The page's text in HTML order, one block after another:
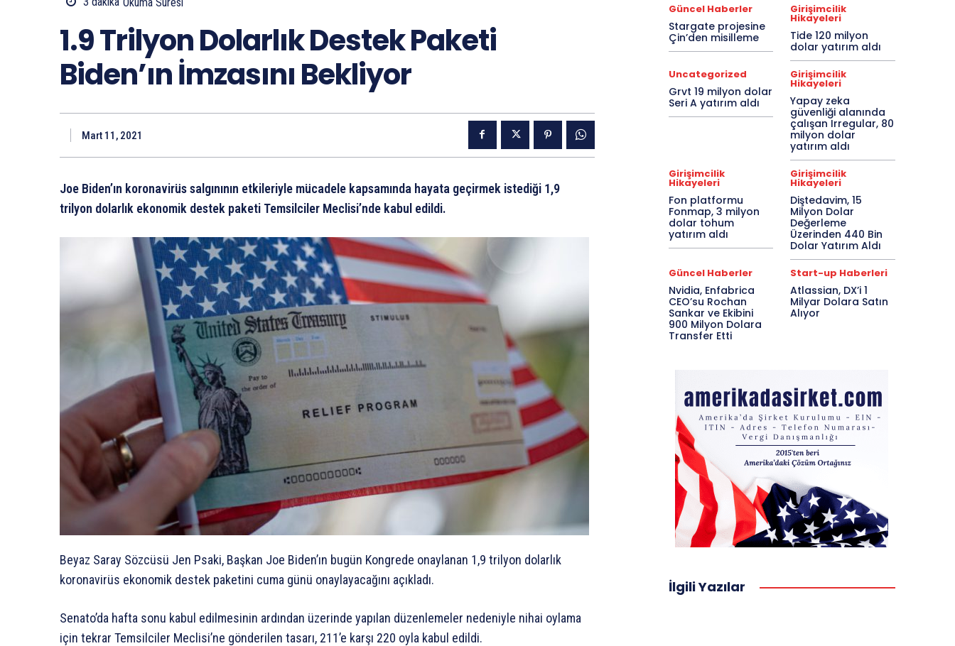
1.9 Trilyon Dolarlık Destek Paketi
Biden’ın İmzasını Bekliyor
Mart 11, 2021
Joe Biden’ın koronavirüs salgınının etkileriyle mücadele kapsamında hayata geçirmek istediği 1,9
trilyon dolarlık ekonomik destek paketi Temsilciler Meclisi’nde kabul edildi.
Beyaz Saray Sözcüsü Jen Psaki, Başkan Joe Biden’ın bugün Kongrede onaylanan 1,9 trilyon dolarlık
koronavirüs ekonomik destek paketini cuma günü onaylayacağını açıkladı.
Senato’da hafta sonu kabul edilmesinin ardından üzerinde yapılan düzenlemeler nedeniyle nihai oylama
için tekrar Temsilciler Meclisi’ne gönderilen tasarı, 211’e karşı 220 oyla kabul edildi.
Güncel Haberler
Stargate projesine
Çin’den misilleme
Girişimcilik
Hikayeleri
Tide 120 milyon
dolar yatırım aldı
Uncategorized
Grvt 19 milyon dolar
Seri A yatırım aldı
Girişimcilik
Hikayeleri
Yapay zeka
güvenliği alanında
çalışan Irregular, 80
milyon dolar
yatırım aldı
Girişimcilik
Hikayeleri
Fon platformu
Fonmap, 3 milyon
dolar tohum
yatırım aldı
Girişimcilik
Hikayeleri
Diştedavim, 15
Milyon Dolar
Değerleme
Üzerinden 440 Bin
Dolar Yatırım Aldı
Güncel Haberler
Nvidia, Enfabrica
CEO’su Rochan
Sankar ve Ekibini
900 Milyon Dolara
Transfer Etti
Start-up Haberleri
Atlassian, DX’i 1
Milyar Dolara Satın
Alıyor
İlgili Yazılar